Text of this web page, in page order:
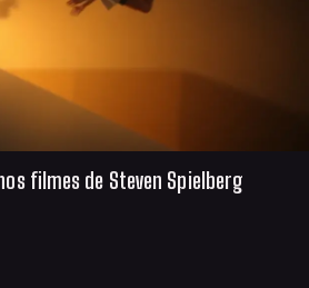
filmes de Steven Spielberg